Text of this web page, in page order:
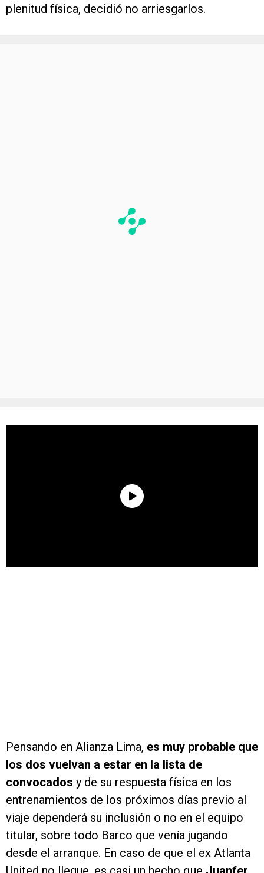
plenitud física, decidió no arriesgarlos.
Pensando en Alianza Lima, es muy probable que
los dos vuelvan a estar en la lista de
convocados y de su respuesta física en los
entrenamientos de los próximos días previo al
viaje dependerá su inclusión o no en el equipo
titular, sobre todo Barco que venía jugando
desde el arranque. En caso de que el ex Atlanta